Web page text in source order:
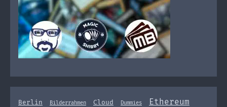
Berlin Bilderrahmen Cloud Dummies Ethereum